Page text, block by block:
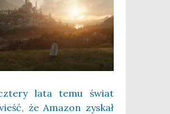
lata temu świat
że Ama­zon zyskał